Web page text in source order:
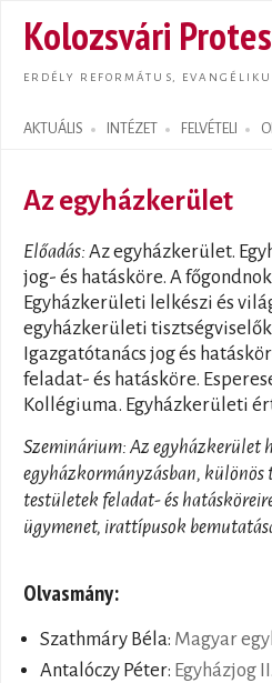
Kolozsvári
ERDÉLY REFORMÁTUS,
AKTUÁLIS INTÉZET FELVÉTELI
Search form
Az egyházkerület
Előadás: Az egyházkerület.
jog- és hatásköre. A
Egyházkerületi lelkészi és
egyházkerületi
Igazgatótanács jog és
feladat- és hatásköre.
Kollégiuma. Egyházkerületi
Szeminárium: Az egyházkerület
egyházkormányzásban,
testületek feladat- és
ügymenet, irattípusok
Olvasmány:
Szathmáry Béla: Magyar
Antalóczy Péter: Egyházjog